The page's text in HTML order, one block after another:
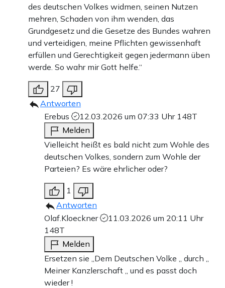
des deutschen Volkes widmen, seinen Nutzen
mehren, Schaden von ihm wenden, das
Grundgesetz und die Gesetze des Bundes wahren
und verteidigen, meine Pflichten gewissenhaft
erfüllen und Gerechtigkeit gegen jedermann üben
werde. So wahr mir Gott helfe.“
27
Antworten
Erebus
12.03.2026 um 07:33 Uhr 148T
Melden
Vielleicht heißt es bald nicht zum Wohle des
deutschen Volkes, sondern zum Wohle der
Parteien? Es wäre ehrlicher oder?
1
Antworten
Olaf.Kloeckner
11.03.2026 um 20:11 Uhr
148T
Melden
Ersetzen sie „Dem Deutschen Volke „ durch „
Meiner Kanzlerschaft „ und es passt doch
wieder !